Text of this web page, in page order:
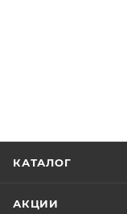
КАТАЛОГ
АКЦИИ